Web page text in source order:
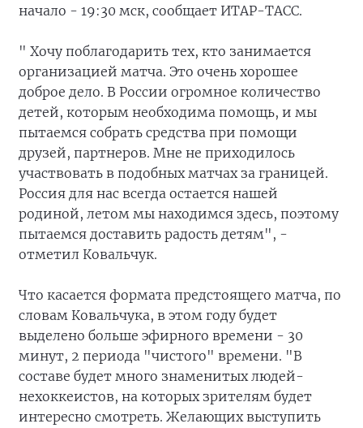
начало - 19:30 мск, сообщает ИТАР-ТАСС.
" Хочу поблагодарить тех, кто занимается
организацией матча. Это очень хорошее
доброе дело. В России огромное количество
детей, которым необходима помощь, и мы
пытаемся собрать средства при помощи
друзей, партнеров. Мне не приходилось
участвовать в подобных матчах за границей.
Россия для нас всегда остается нашей
родиной, летом мы находимся здесь, поэтому
пытаемся доставить радость детям", -
отметил Ковальчук.
Что касается формата предстоящего матча, по
словам Ковальчука, в этом году будет
выделено больше эфирного времени - 30
минут, 2 периода "чистого" времени. "В
составе будет много знаменитых людей-
нехоккеистов, на которых зрителям будет
интересно смотреть. Желающих выступить